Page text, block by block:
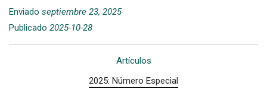
Enviado septiembre 23, 2025
Publicado 2025-10-28
Artículos
2025: Número Especial